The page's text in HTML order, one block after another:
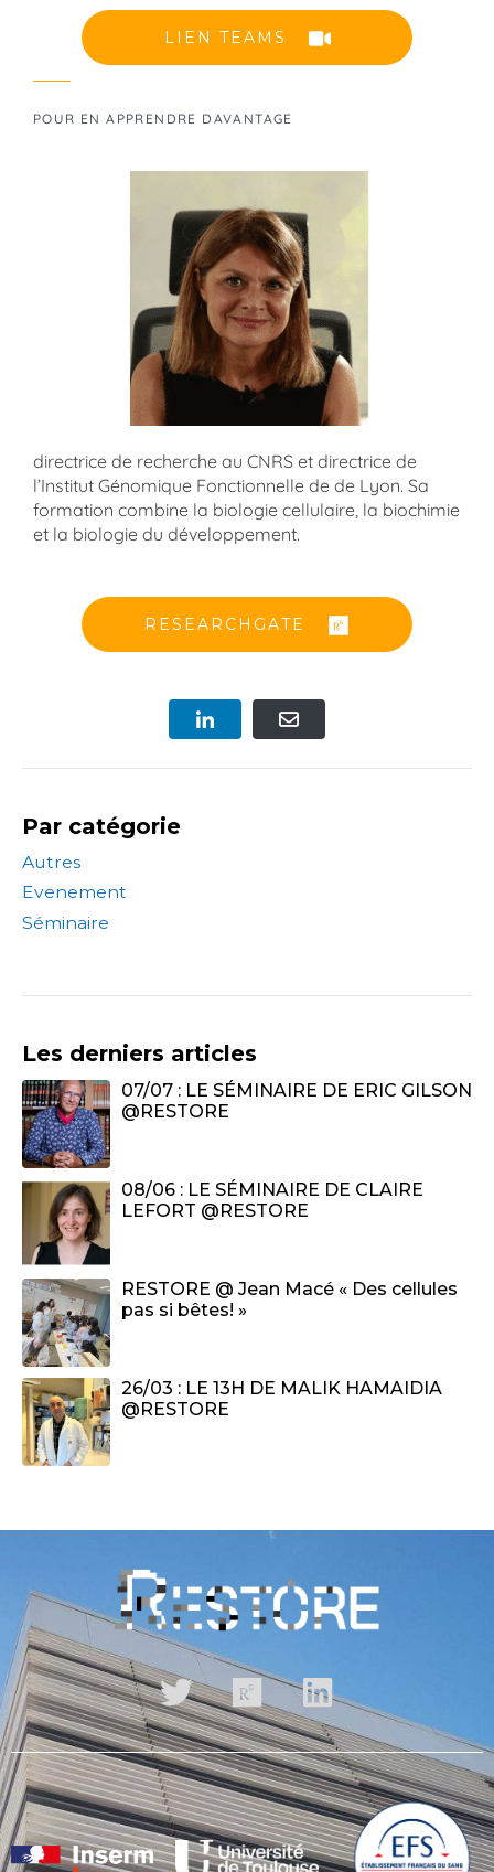
LIEN TEAMS
POUR EN APPRENDRE DAVANTAGE
directrice de recherche au CNRS et directrice de
l’Institut Génomique Fonctionnelle de de Lyon. Sa
formation combine la biologie cellulaire, la biochimie
et la biologie du développement.
RESEARCHGATE
Par catégorie
Autres
Evenement
Séminaire
Les derniers articles
07/07 : LE SÉMINAIRE DE ERIC GILSON
@RESTORE
08/06 : LE SÉMINAIRE DE CLAIRE
LEFORT @RESTORE
RESTORE @ Jean Macé « Des cellules
pas si bêtes! »
26/03 : LE 13H DE MALIK HAMAIDIA
@RESTORE